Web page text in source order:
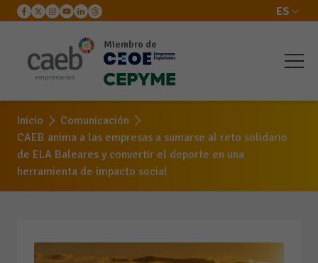
ES
Miembro de
Inicio
Comunicación
CAEB anima a las empresas a sumarse al reto solidario
de ELA Baleares y convertir el deporte en una
herramienta de impacto social